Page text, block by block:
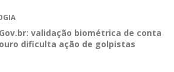
Gov.br: validação biométrica de conta
ouro dificulta ação de golpistas